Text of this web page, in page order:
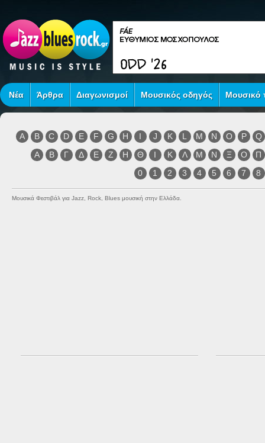
Νέα Άρθρα Διαγωνισμοί Μουσικός οδηγός Μουσικό
A B C D E F G H I J K L M N O P
Q
Α
Β Γ Δ Ε Ζ Η Θ Ι Κ Λ Μ Ν Ξ Ο
Π
0
1 2 3 4 5 6 7 8
Μουσικά Φεστιβάλ για Jazz, Rock, Blues μουσική στην Ελλάδα.